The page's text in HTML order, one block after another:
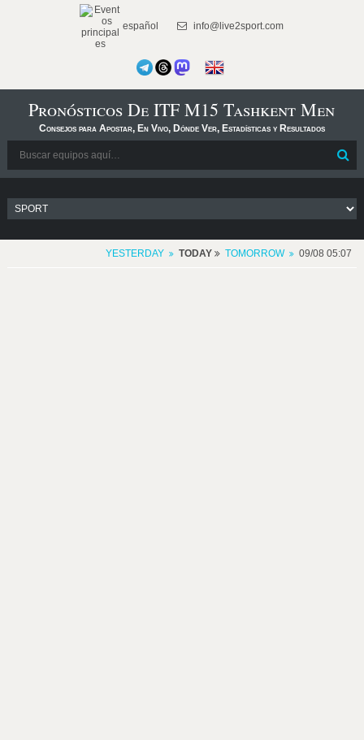
español info@live2sport.com
Pronósticos De ITF M15 Tashkent Men
Consejos para Apostar, En Vivo, Dónde Ver, Estadísticas y Resultados
YESTERDAY TODAY TOMORROW 09/08 05:07